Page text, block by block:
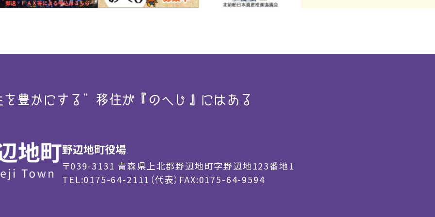
豊かにする” 移住が『のへじ』にはある
野辺地町役場
〒039-3131 青森県上北郡野辺地町字野辺地123番地1
TEL:0175-64-2111（代表） FAX:0175-64-9594